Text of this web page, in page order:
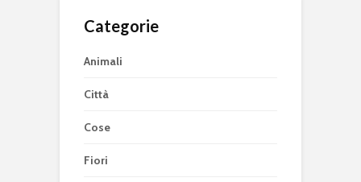
Categorie
Animali
Città
Cose
Fiori